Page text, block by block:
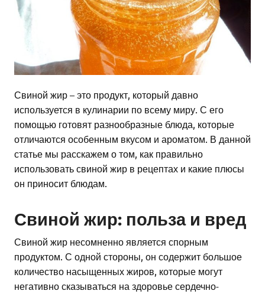
Свиной жир – это продукт, который давно
используется в кулинарии по всему миру. С его
помощью готовят разнообразные блюда, которые
отличаются особенным вкусом и ароматом. В данной
статье мы расскажем о том, как правильно
использовать свиной жир в рецептах и какие плюсы
он приносит блюдам.
Свиной жир: польза и вред
Свиной жир несомненно является спорным
продуктом. С одной стороны, он содержит большое
количество насыщенных жиров, которые могут
негативно сказываться на здоровье сердечно-